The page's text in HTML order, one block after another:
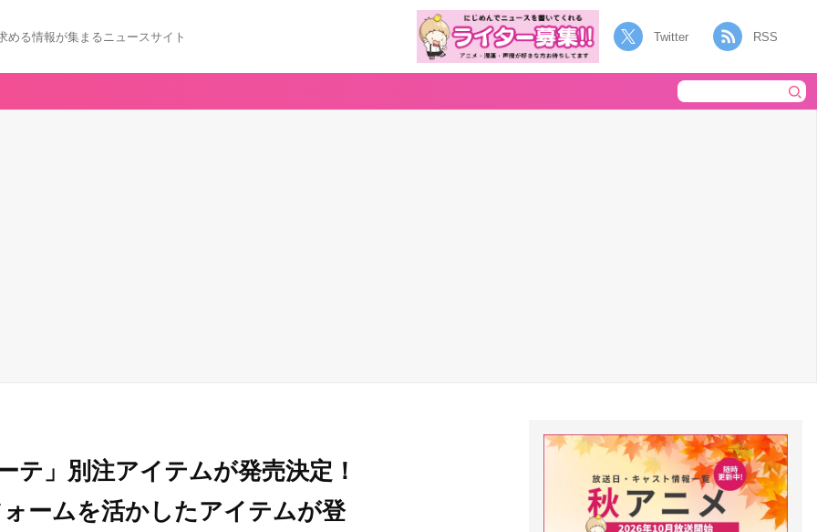
める情報が集まるニュースサイト Twitter RSS
テ」別注アイテムが発売決定！
ームを活かしたアイテムが登